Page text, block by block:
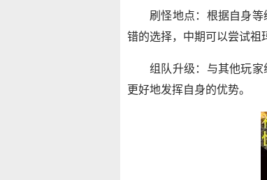
刷怪地点：根据自身
错的选择，中期可以尝试祖
组队升级：与其他玩
更好地发挥自身的优势。